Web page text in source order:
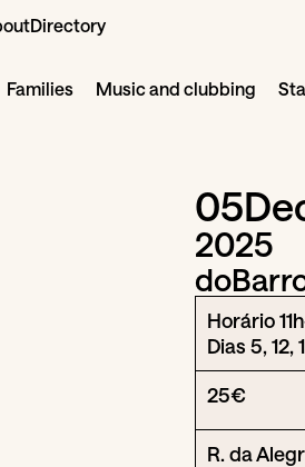
Directory
Families Music and clubbing
05
2025
Horário
Dias 5,
25€
R. da